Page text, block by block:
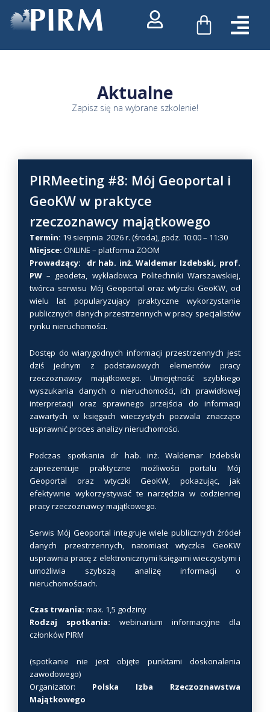
Przejdź
WÓZEK
Aktualne
Zapisz się na wybrane szkolenie!
PIRMeeting #8: Mój Geoportal i
GeoKW w praktyce
rzeczoznawcy majątkowego
Termin: 19 sierpnia 2026 r. (środa), godz. 10:00 – 11:30
Miejsce: ONLINE – platforma ZOOM
Prowadzący: dr hab. inż. Waldemar Izdebski, prof.
PW – geodeta, wykładowca Politechniki Warszawskiej,
twórca serwisu Mój Geoportal oraz wtyczki GeoKW, od
wielu lat popularyzujący praktyczne wykorzystanie
publicznych danych przestrzennych w pracy specjalistów
rynku nieruchomości.
Dostęp do wiarygodnych informacji przestrzennych jest
dziś jednym z podstawowych elementów pracy
rzeczoznawcy majątkowego. Umiejętność szybkiego
wyszukania danych o nieruchomości, ich prawidłowej
interpretacji oraz sprawnego przejścia do informacji
zawartych w księgach wieczystych pozwala znacząco
usprawnić proces analizy nieruchomości.
Podczas spotkania dr hab. inż. Waldemar Izdebski
zaprezentuje praktyczne możliwości portalu Mój
Geoportal oraz wtyczki GeoKW, pokazując, jak
efektywnie wykorzystywać te narzędzia w codziennej
pracy rzeczoznawcy majątkowego.
Serwis Mój Geoportal integruje wiele publicznych źródeł
danych przestrzennych, natomiast wtyczka GeoKW
usprawnia pracę z elektronicznymi księgami wieczystymi i
umożliwia szybszą analizę informacji o
nieruchomościach.
Czas trwania: max. 1,5 godziny
Rodzaj spotkania: webinarium informacyjne dla
członków PIRM
(spotkanie nie jest objęte punktami doskonalenia
zawodowego)
Organizator: Polska Izba Rzeczoznawstwa
Majątkowego